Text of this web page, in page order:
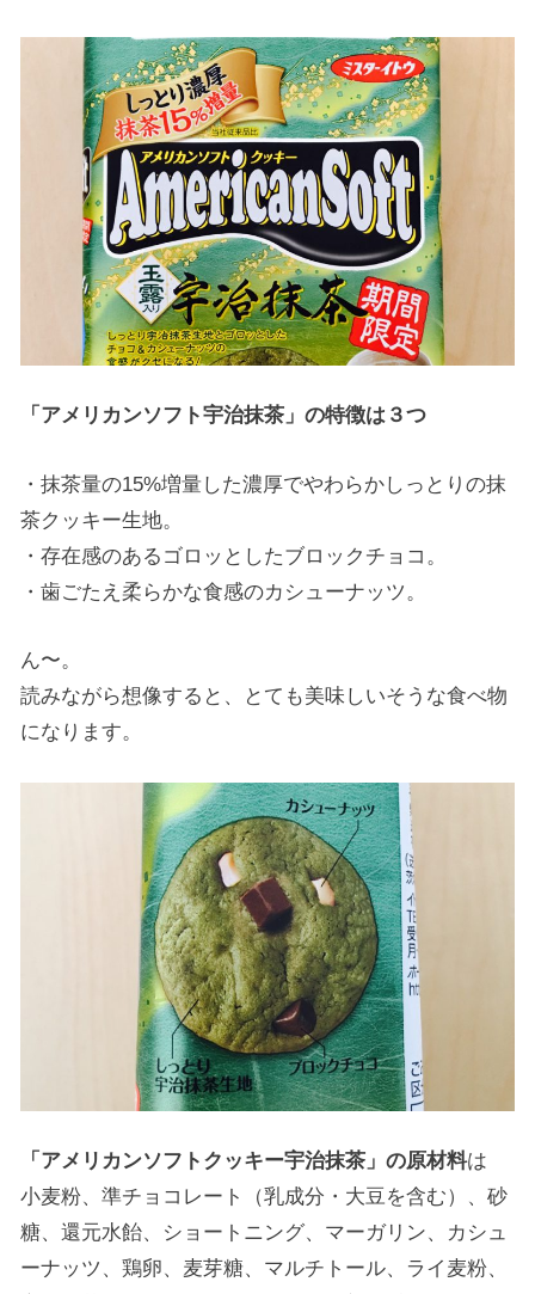
「アメリカンソフト宇治抹茶」の特徴は３つ
・抹茶量の15%増量した濃厚でやわらかしっとりの抹
茶クッキー生地。
・存在感のあるゴロッとしたブロックチョコ。
・歯ごたえ柔らかな食感のカシューナッツ。
ん〜。
読みながら想像すると、とても美味しいそうな食べ物
になります。
「アメリカンソフトクッキー宇治抹茶」の原材料は
小麦粉、準チョコレート（乳成分・大豆を含む）、砂
糖、還元水飴、ショートニング、マーガリン、カシュ
ーナッツ、鶏卵、麦芽糖、マルチトール、ライ麦粉、